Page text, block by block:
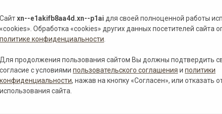
самых разных форм и размеров - если
лучше всего, выбирать круглую форму,
занимает много места.
вы можете самостоятельно выбрать
популярностью пользуются лавочки
они с легкостью вписываются в
Сайтxn--e1akifb8aa4d.xn--p1ai для своей полноценной работы
«cookies». Обработка «cookies» других данных посетителей сайта
политике конфиденциальности
Для продолжения пользования сайтом Вы должны подтвердить
согласие с условиями пользовательского соглашения и политики
конфиденциальности, нажав на кнопку «Согласен», или отказать
использования сайта.